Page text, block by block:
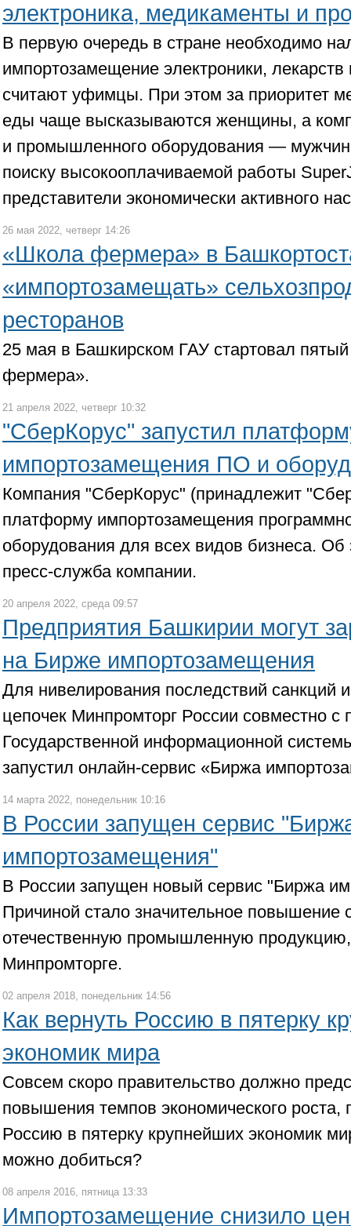
электроника, медикаменты и
В первую очередь в стране необходимо
импортозамещение электроники, лекарств
считают уфимцы. При этом за приоритет
еды чаще высказываются женщины, а
и промышленного оборудования —
поиску высокооплачиваемой работы
представители экономически активного
26 мая 2022, четверг 14:26
«Школа фермера» в
«импортозамещать»
ресторанов
25 мая в Башкирском ГАУ стартовал
фермера».
21 апреля 2022, четверг 10:32
"СберКорус" запустил
импортозамещения ПО и
Компания "СберКорус" (принадлежит
платформу импортозамещения
оборудования для всех видов бизнеса.
пресс-служба компании.
20 апреля 2022, среда 09:57
Предприятия Башкирии могут
на Бирже импортозамещения
Для нивелирования последствий санкций
цепочек Минпромторг России совместно с
Государственной информационной
запустил онлайн-сервис «Биржа
14 марта 2022, понедельник 10:16
В России запущен сервис
импортозамещения"
В России запущен новый сервис "Биржа
Причиной стало значительное повышение
отечественную промышленную
Минпромторге.
02 апреля 2018, понедельник 14:56
Как вернуть Россию в пятерку
экономик мира
Совсем скоро правительство должно
повышения темпов экономического роста,
Россию в пятерку крупнейших экономик
можно добиться?
08 апреля 2016, пятница 13:33
Импортозамещение снизило